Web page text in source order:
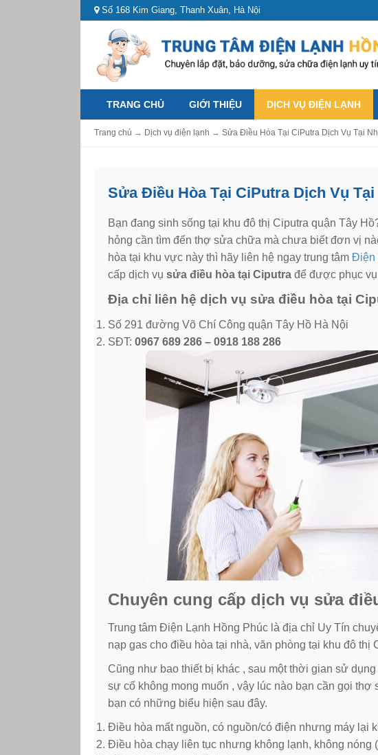
Số 168 Kim Giang, Thanh Xuân, Hà Nội
TRANG CHỦ GIỚI THIỆU DỊCH VỤ ĐIỆN LẠNH
Trang chủ → Dịch vụ điện lạnh → Sửa Điều Hòa Tại CiPutra Dịch Vụ Tại
Sửa Điều Hòa Tại CiPutra Dịch Vụ
Bạn đang sinh sống tại khu đô thị Ciputra quận Tây
hỏng cần tìm đến thợ sửa chữa mà chưa biết đơn vị
hòa tại khu vực này thì hãy liên hệ ngay trung tâm Điện
cấp dịch vụ sửa điều hòa tại Ciputra để được phục
Địa chỉ liên hệ dịch vụ sửa điều hòa tại
Số 291 đường Võ Chí Công quận Tây Hồ Hà Nội
SĐT: 0967 689 286 – 0918 188 286
Chuyên cung cấp dịch vụ sửa
Trung tâm Điện Lạnh Hồng Phúc là địa chỉ Uy Tín
nạp gas cho điều hòa tại nhà, văn phòng tại khu đô thị
Cũng như bao thiết bị khác , sau một thời gian sử
sự cố không mong muốn , vậy lúc nào bạn cần gọi
bạn có những biểu hiện sau đây.
Điều hòa mất nguồn, có nguồn/có điện nhưng máy lại
Điều hòa chạy liên tục nhưng không lạnh, không nóng